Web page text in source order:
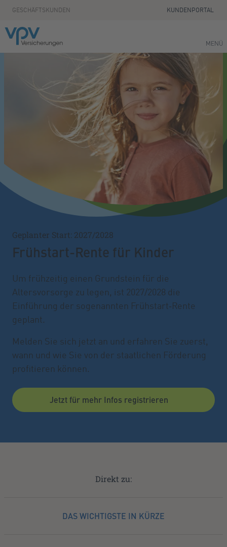
Zum Seiteninhalt springen
GESCHÄFTSKUNDEN KUNDENPORTAL
MENÜ
Geplanter Start: 2027/2028
Frühstart-Rente für Kinder
Um frühzeitig einen Grundstein für die
Altersvorsorge zu legen, ist 2027/2028 die
Einführung der sogenannten Frühstart‑Rente
geplant.
Melden Sie sich jetzt an und erfahren Sie zuerst,
wann und wie Sie von der staatlichen Förderung
profitieren können.
Jetzt für mehr Infos registrieren
Direkt zu:
DAS WICHTIGSTE IN KÜRZE